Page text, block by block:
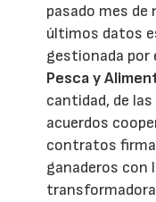
pasado mes de
últimos datos
gestionada por
Pesca y
cantidad, de
acuerdos
contratos
ganaderos con